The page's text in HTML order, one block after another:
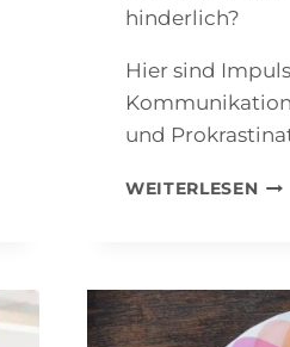
hinderlich?
Hier sind
und
WEITERLESENALS
EIN